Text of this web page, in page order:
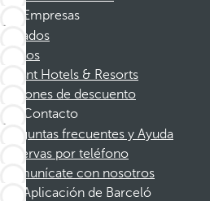
Empresas
Afiliados
Socios
Dorint Hotels & Resorts
Cupones de descuento
Contacto
Preguntas frecuentes y Ayuda
Reservas por teléfono
Comunícate con nosotros
Aplicación de Barceló